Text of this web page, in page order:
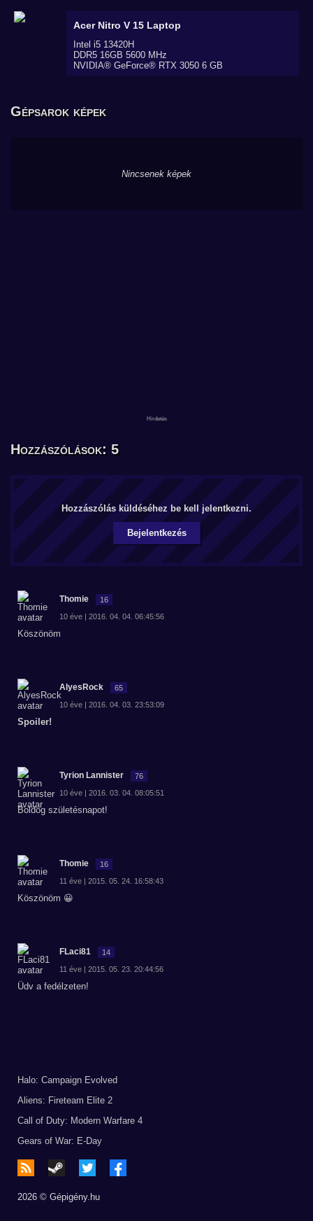
Acer Nitro V 15 Laptop
Intel i5 13420H
DDR5 16GB 5600 MHz
NVIDIA® GeForce® RTX 3050 6 GB
Gépsarok képek
Nincsenek képek
Hozzászólások: 5
Hozzászólás küldéséhez be kell jelentkezni.
Bejelentkezés
Thomie 16
10 éve | 2016. 04. 04. 06:45:56
Köszönöm
AlyesRock 65
10 éve | 2016. 04. 03. 23:53:09
Spoiler!
Tyrion Lannister 76
10 éve | 2016. 03. 04. 08:05:51
Boldog születésnapot!
Thomie 16
11 éve | 2015. 05. 24. 16:58:43
Köszönöm 😀
FLaci81 14
11 éve | 2015. 05. 23. 20:44:56
Üdv a fedélzeten!
Halo: Campaign Evolved
Aliens: Fireteam Elite 2
Call of Duty: Modern Warfare 4
Gears of War: E-Day
2026 © Gépigény.hu